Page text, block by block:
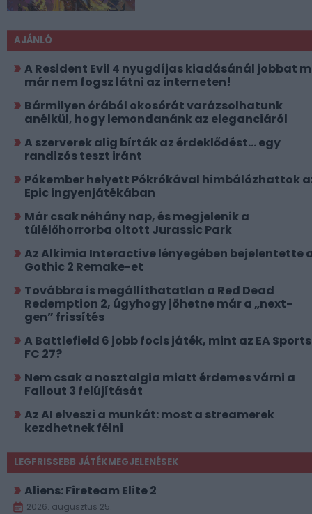
AJÁNLÓ
A Resident Evil 4 nyugdíjas kiadásánál jobbat
már nem fogsz látni az interneten!
Bármilyen órából okosórát varázsolhatunk
anélkül, hogy lemondanánk az eleganciáról
A szerverek alig bírták az érdeklődést... egy
randizós teszt iránt
Pókember helyett Pókrókával himbálózhattok
Epic ingyenjátékában
Már csak néhány nap, és megjelenik a
túlélőhorrorba oltott Jurassic Park
Az Alkimia Interactive lényegében bejelentette
Gothic 2 Remake-et
Továbbra is megállíthatatlan a Red Dead
Redemption 2, úgyhogy jöhetne már a „next-
gen” frissítés
A Battlefield 6 jobb focis játék, mint az EA Sports
FC 27?
Nem csak a nosztalgia miatt érdemes várni a
Fallout 3 felújítását
Az AI elveszi a munkát: most a streamerek
kezdhetnek félni
LEGFRISSEBB JÁTÉKMEGJELENÉSEK
Aliens: Fireteam Elite 2
2026. augusztus 25.